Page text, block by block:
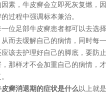
因素，牛皮癣会立即死灰复燃，
过程中强调标本兼治。
一位足部牛皮癣患者都可以去选
而去缓解自己的病情，同时每
应该去护理好自己的脚底，要防
那样才不会加重自己的病情，
皮癣消退期的症状是什么以上就